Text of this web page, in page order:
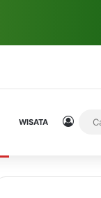
WISATA Log